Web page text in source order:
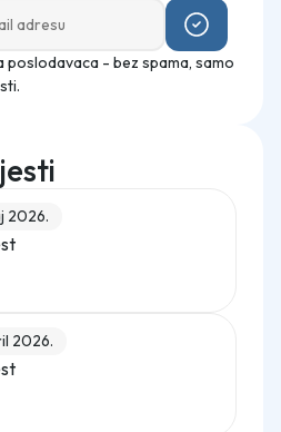
poslodavaca - bez spama, samo
2026.
2026.